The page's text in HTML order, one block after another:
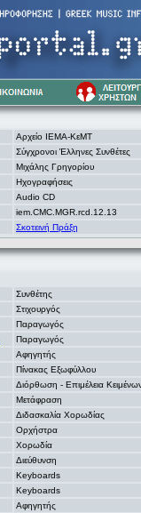
Αρχείο ΙΕΜΑ-ΚεΜΤ
Σύγχρονοι Έλληνες Συνθέτες
Μιχάλης Γρηγορίου
Ηχογραφήσεις
Audio CD
iem.CMC.MGR.rcd.12.13
Σκοτεινή Πράξη
Συνθέτης
Στιχουργός
Παραγωγός
Παραγωγός
Αφηγητής
Πίνακας Εξωφύλλου
Διόρθωση - Επιμέλεια
Μετάφραση
Διδασκαλία Χορωδίας
Ορχήστρα
Χορωδία
Διεύθυνση
Keyboards
Keyboards
Αφηγητής